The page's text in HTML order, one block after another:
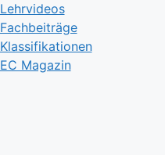
Lehrvideos
Fachbeiträge
Klassifikationen
EC Magazin